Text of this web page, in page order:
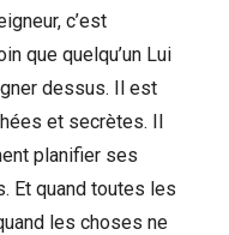
c’est
que quelqu’un Lui
dessus. Il est
et secrètes. Il
planifier ses
Et quand toutes les
les choses ne